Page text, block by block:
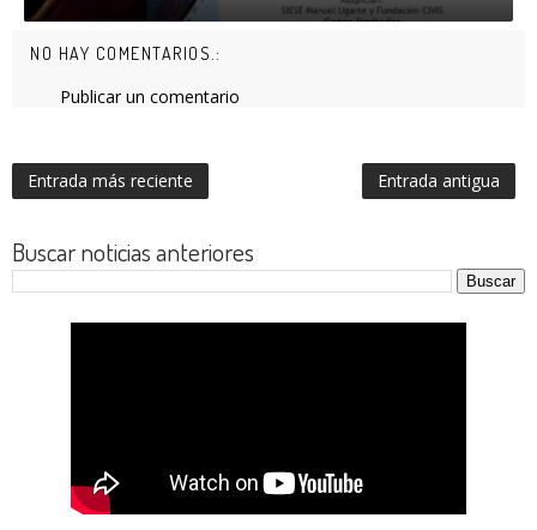
NO HAY COMENTARIOS.:
Publicar un comentario
Entrada más reciente Entrada antigua
Buscar noticias anteriores